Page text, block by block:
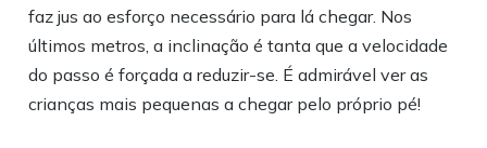
faz jus ao esforço necessário para lá chegar. Nos
últimos metros, a inclinação é tanta que a velocidade
do passo é forçada a reduzir-se. É admirável ver as
crianças mais pequenas a chegar pelo próprio pé!